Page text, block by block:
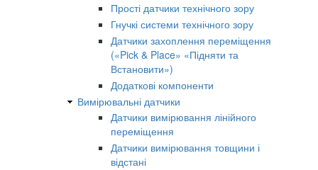
Прості датчики технічного зору
Гнучкі системи технічного зору
Датчики захоплення переміщення
(«Pick & Place» «Підняти та
Встановити»)
Додаткові компоненти
Вимірювальні датчики
Датчики вимірювання лінійного
переміщення
Датчики вимірювання товщини і
відстані